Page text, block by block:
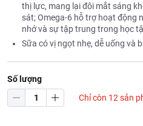
thị lực, mang lại đôi mắt sáng
sát; Omega-6 hỗ trợ hoạt động
nhớ và sự tập trung trong học
Sữa có vị ngọt nhẹ, dễ uống và
Số lượng
Chỉ còn 12 sản